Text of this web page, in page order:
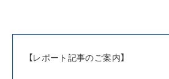
【レポート記事のご案内】